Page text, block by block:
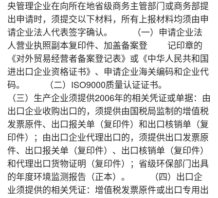
央管理企业在向所在地省级商务主管部门或商务部提
出申请时，须提交以下材料，所有上报材料均须由申
请企业法人代表签字确认。 （一）申请企业法
人营业执照副本复印件、加盖备案登 记印章的
《对外贸易经营者备案登记表》或《中华人民共和国
进出口企业资格证书》、申请企业海关编码和企业代
码。 （二）ISO9000质量认证证书。
（三）生产企业须提供2006年的相关凭证或单据：由
出口企业收购出口的，须提供由国税局监制的增值税
发票原件、出口报关单（复印件）和出口核销单（复
印件）；由出口企业代理出口的，须提供出口发票原
件、出口报关单（复印件）、出口核销单（复印件）
和代理出口货物证明（复印件）；省级环保部门出具
的年度环境监测报告（正本）。 （四）出口企
业须提供的相关凭证：增值税发票原件或出口专用出